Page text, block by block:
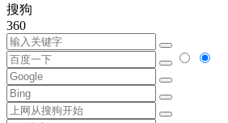
搜狗
360